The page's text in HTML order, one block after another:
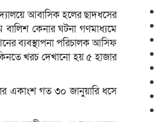
আবাসিক হলের ছাদধসের
কেনার ঘটনা গণমাধ্যমে
ব্যবস্থাপনা পরিচালক আসিফ
খরচ দেখানো হয় ৫ হাজার
একাংশ গত ৩০ জানুয়ারি ধসে